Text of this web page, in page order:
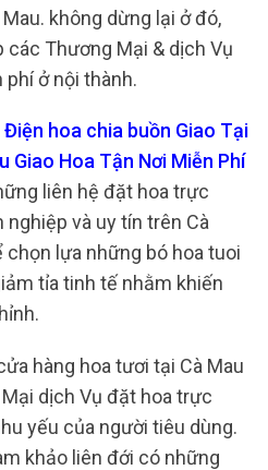
không dừng lại ở đó,
Thương Mại & dịch Vụ
phí ở nội thành.
hoa chia buồn Giao Tại
Giao Hoa Tận Nơi Miễn Phí
liên hệ đặt hoa trực
và uy tín trên Cà
chọn lựa những bó hoa tuoi
tỉa tinh tế nhằm khiến
hàng hoa tươi tại Cà Mau
dịch Vụ đặt hoa trực
yếu của người tiêu dùng.
khảo liên đới có những